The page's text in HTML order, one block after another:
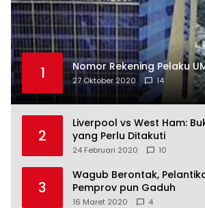
1 Nomor Rekening Pelaku
27 Oktober 2020 14
2
Liverpool vs West Ham:
yang Perlu Ditakuti
24 Februari 2020 10
3
Wagub Berontak,
Pemprov pun Gaduh
16 Maret 2020 4